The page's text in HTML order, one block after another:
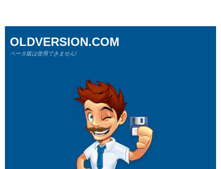
OLDVERSION.COM
ベータ版は使用できません!